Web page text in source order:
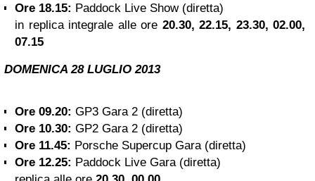
Ore 18.15: Paddock Live Show (diretta)
in replica integrale alle ore 20.30, 22.15, 23.30, 02.00,
07.15
DOMENICA 28 LUGLIO 2013
Ore 09.20: GP3 Gara 2 (diretta)
Ore 10.30: GP2 Gara 2 (diretta)
Ore 11.45: Porsche Supercup Gara (diretta)
Ore 12.25: Paddock Live Gara (diretta)